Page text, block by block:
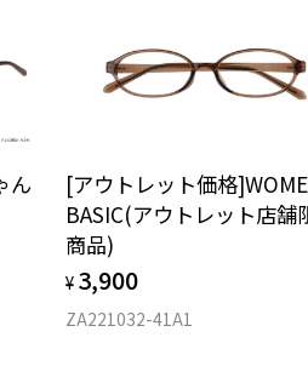
サイズを確認するには？
た場合、保証期間は初期の期間から
見するために、定期的な視
します。
整無料
い方へ＞
のみ購入して、
をお選びいただくと、実店舗で
ンズ（標準セットレンズ）へ無
ん
[アウトレット価格
BASIC(アウトレット店舗
商品)
¥ 3,900
ZA221032-41A1